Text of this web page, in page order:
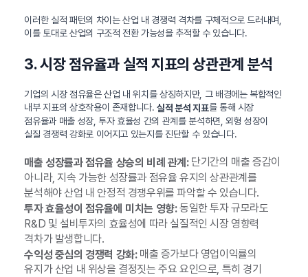
이러한 실적 패턴의 차이는 산업 내 경쟁력 격차를 구체적으로 드러내며,
이를 토대로 산업의 구조적 전환 가능성을 추적할 수 있습니다.
3. 시장 점유율과 실적 지표의 상관관계 분석
기업의 시장 점유율은 산업 내 위치를 상징하지만, 그 배경에는 복합적인
내부 지표의 상호작용이 존재합니다.실적 분석 지표를 통해 시장
점유율과 매출 성장, 투자 효율성 간의 관계를 분석하면, 외형 성장이
실질 경쟁력 강화로 이어지고 있는지를 진단할 수 있습니다.
매출 성장률과 점유율 상승의 비례 관계:단기간의 매출 증감이
아니라, 지속 가능한 성장률과 점유율 유지의 상관관계를
분석해야 산업 내 안정적 경쟁우위를 파악할 수 있습니다.
투자 효율성이 점유율에 미치는 영향:동일한 투자 규모라도
R&D 및 설비투자의 효율성에 따라 실질적인 시장 영향력
격차가 발생합니다.
수익성 중심의 경쟁력 강화:매출 증가보다 영업이익률의
유지가 산업 내 위상을 결정짓는 주요 요인으로, 특히 경기